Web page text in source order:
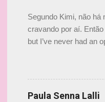
Segundo Kimi, não há
cravando por aí.
but I’ve never had an
falando sobre o fato
@RGrosjean !
Paula Senna Lalli